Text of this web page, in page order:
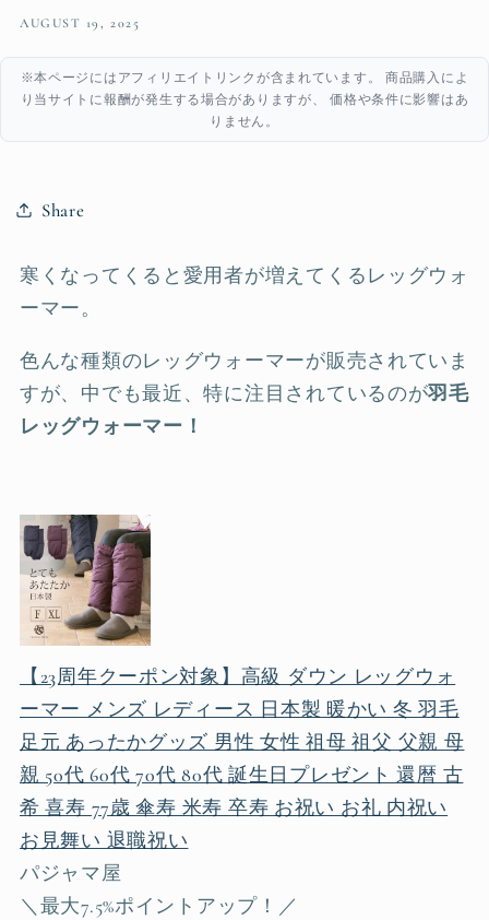
AUGUST 19, 2025
※本ページにはアフィリエイトリンクが含まれています。 商品購入によ
り当サイトに報酬が発生する場合がありますが、 価格や条件に影響はあ
りません。
Share
寒くなってくると愛用者が増えてくるレッグウォ
ーマー。
色んな種類のレッグウォーマーが販売されていま
すが、中でも最近、特に注目されているのが羽毛
レッグウォーマー！
【23周年クーポン対象】高級 ダウン レッグウォ
ーマー メンズ レディース 日本製 暖かい 冬 羽毛
足元 あったかグッズ 男性 女性 祖母 祖父 父親 母
親 50代 60代 70代 80代 誕生日プレゼント 還暦 古
希 喜寿 77歳 傘寿 米寿 卒寿 お祝い お礼 内祝い
お見舞い 退職祝い
パジャマ屋
＼最大7.5%ポイントアップ！／